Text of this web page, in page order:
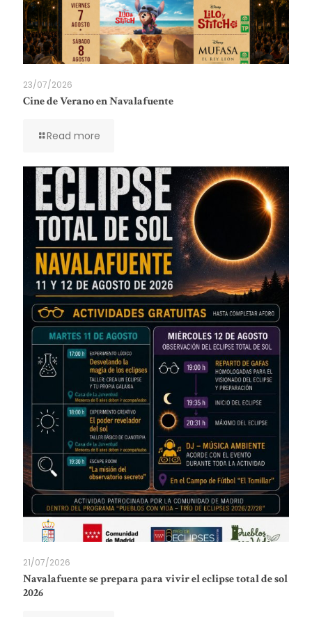
23/07/2026
Cine de Verano en Navalafuente
Read more
21/07/2026
Navalafuente se prepara para vivir el eclipse total de sol
2026